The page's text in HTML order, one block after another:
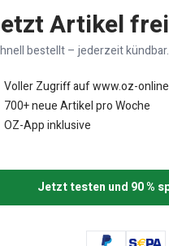
Artikel
bestellt – jederzeit kündbar.
Voller Zugriff auf www.oz-
700+ neue Artikel pro Woche
OZ-App inklusive
Jetzt testen und 90 %